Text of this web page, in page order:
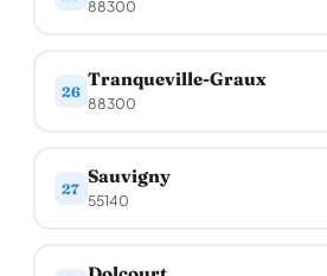
88300
26
Tranqueville-Graux
88300
27
Sauvigny
55140